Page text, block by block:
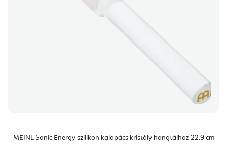
MEINL Sonic Energy szilikon kalapács kristály hangtálhoz 22,9 cm